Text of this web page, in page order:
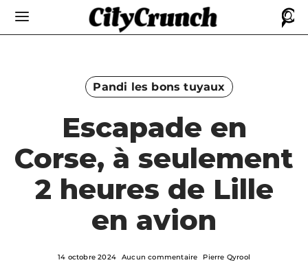
Pandi les bons tuyaux
Escapade en
Corse, à seulement
2 heures de Lille
en avion
14 octobre 2024 Aucun commentaire Pierre Qyrool